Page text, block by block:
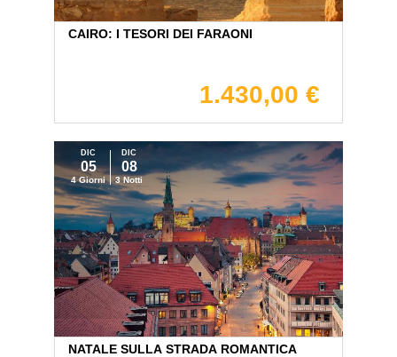
CAIRO: I TESORI DEI FARAONI
1.430,00 €
DIC
05
4 Giorni
DIC
08
3 Notti
NATALE SULLA STRADA ROMANTICA